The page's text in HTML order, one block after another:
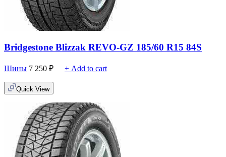
Bridgestone Blizzak REVO-GZ 185/60 R15 84S
Шины 7 250 ₽ + Add to cart
Quick View